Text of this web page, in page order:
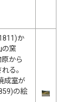
か
の窯
から
る。
成室が
の絵